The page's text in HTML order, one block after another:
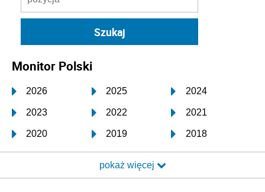
Monitor Polski
2026 2025 2024
2023 2022 2021
2020 2019 2018
2017 2016 2015
2014 2013 2012
pokaż więcej